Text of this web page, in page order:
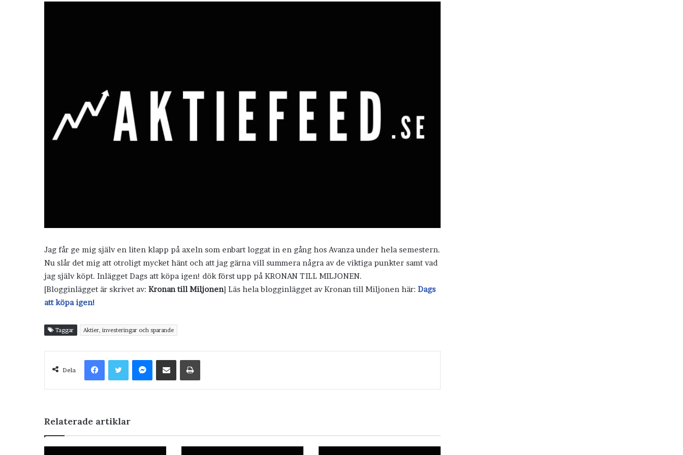
Jag får ge mig själv en liten klapp på axeln som enbart loggat in en gång hos Avanza under hela semestern.
Nu slår det mig att otroligt mycket hänt och att jag gärna vill summera några av de viktiga punkter samt vad
jag själv köpt. Inlägget Dags att köpa igen! dök först upp på KRONAN TILL MILJONEN.
[Blogginlägget är skrivet av: Kronan till Miljonen] Läs hela blogginlägget av Kronan till Miljonen här: Dags
att köpa igen!
Taggar Aktier, investeringar och sparande
Dela
FacebookTwitterMessenger
Dela via e-post Skriv ut
Relaterade artiklar